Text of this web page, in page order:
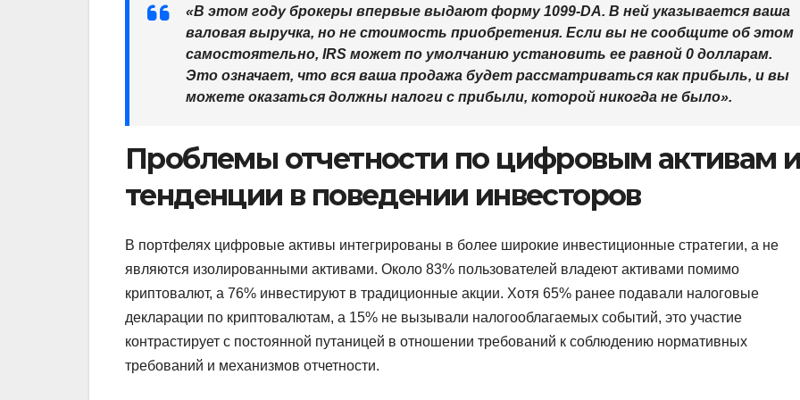
«В этом году брокеры впервые выдают форму 1099-DA. В ней указывается ваша
валовая выручка, но не стоимость приобретения. Если вы не сообщите об этом
самостоятельно, IRS может по умолчанию установить ее равной 0 долларам.
Это означает, что вся ваша продажа будет рассматриваться как прибыль, и вы
можете оказаться должны налоги с прибыли, которой никогда не было».
Проблемы отчетности по цифровым активам
тенденции в поведении инвесторов
В портфелях цифровые активы интегрированы в более широкие инвестиционные стратегии, а не
являются изолированными активами. Около 83% пользователей владеют активами помимо
криптовалют, а 76% инвестируют в традиционные акции. Хотя 65% ранее подавали налоговые
декларации по криптовалютам, а 15% не вызывали налогооблагаемых событий, это участие
контрастирует с постоянной путаницей в отношении требований к соблюдению нормативных
требований и механизмов отчетности.